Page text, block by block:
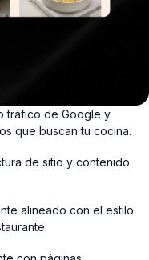
tráfico de Google y
que buscan tu cocina.
de sitio y contenido
alineado con el estilo